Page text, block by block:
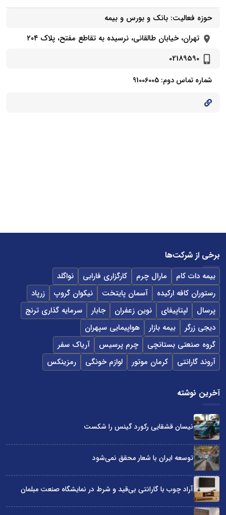
حوزه فعالیت: بانک و بورس و بیمه
تهران، خیابان طالقانی، نرسیده به تقاطع مفتح، پلاک ۲۰۴
شماره تماس دوم: 91006005
برخی از شرکت‌ها
بیمه دات کام مارال چرم کارگزاری فارابی
نواگلد
رستوران کافه ارکیده
آسمان پایتخت نیکوان گروپ
زرپاد
پرسال
لپتاپیفای نوین زعفران جابار
سرمایه گذاری ترنج
دیجی زرگر
بیمه بازار
هواپیمایی سپهران
گروه صنعتی بستانچی
چرم پرسیس
آریاک سفر
آروند گارانتی
کرمان موتور لوازم خونگی رمزینکس
آخرین نوشته
نیسان قشقایی رکورد گینس را شکست
توسعه ایران با شعار محقق نمی‌شود
آراد چوب با گارانتی بی‌قید و شرط در نمایشگاه صنعت مبلمان